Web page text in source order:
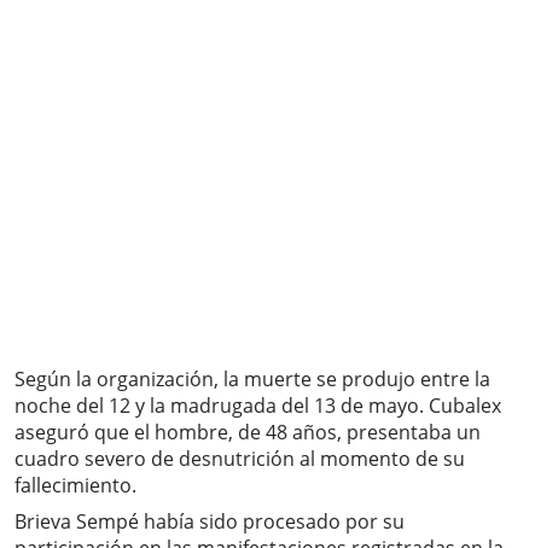
Según la organización, la muerte se produjo entre la
noche del 12 y la madrugada del 13 de mayo. Cubalex
aseguró que el hombre, de 48 años, presentaba un
cuadro severo de desnutrición al momento de su
fallecimiento.
Brieva Sempé había sido procesado por su